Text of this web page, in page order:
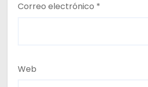
Correo electrónico *
Web